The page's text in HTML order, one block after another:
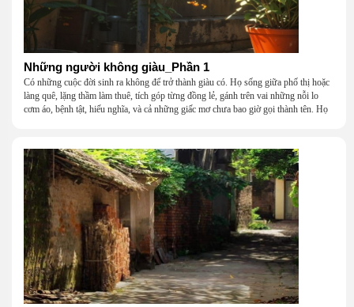
Những người không giàu_Phần 1
Có những cuộc đời sinh ra không để trở thành giàu có. Họ sống giữa phố thị hoặc
làng quê, lặng thầm làm thuê, tích góp từng đồng lẻ, gánh trên vai những nỗi lo
cơm áo, bệnh tật, hiếu nghĩa, và cả những giấc mơ chưa bao giờ gọi thành tên. Họ
một mái nhà bằng lòng thương, bằng sự nhẫn nại và một niềm tin cũ kỹ rằng: dẫu
nghèo đến đâu, cũng còn có nhau để quay về.